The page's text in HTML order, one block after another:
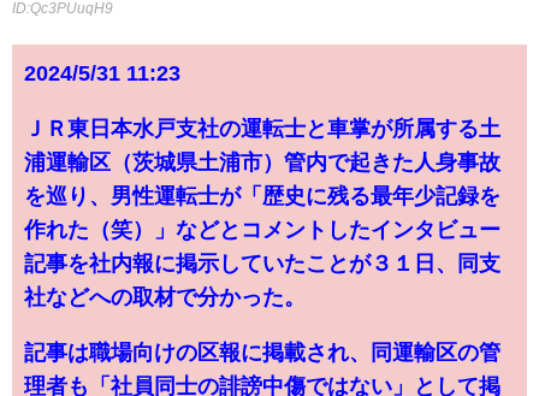
ID:Qc3PUuqH9
2024/5/31 11:23
ＪＲ東日本水戸支社の運転士と車掌が所属する土
浦運輸区（茨城県土浦市）管内で起きた人身事故
を巡り、男性運転士が「歴史に残る最年少記録を
作れた（笑）」などとコメントしたインタビュー
記事を社内報に掲示していたことが３１日、同支
社などへの取材で分かった。
記事は職場向けの区報に掲載され、同運輸区の管
理者も「社員同士の誹謗中傷ではない」として掲